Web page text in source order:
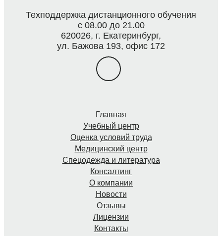
Техподдержка дистанционного обучения
с 08.00 до 21.00
620026, г. Екатеринбург,
ул. Бажова 193, офис 172
Главная
Учебный центр
Оценка условий труда
Медицинский центр
Спецодежда и литература
Консалтинг
О компании
Новости
Отзывы
Лицензии
Контакты